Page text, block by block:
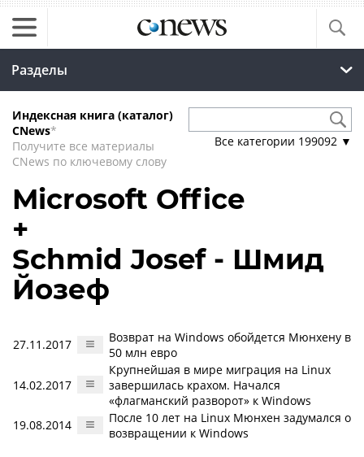
Разделы
Индексная книга (каталог)
CNews*
Получите все материалы
CNews по ключевому слову
Все категории 199092 ▼
Microsoft Office
+
Schmid Josef - Шмид
Йозеф
27.11.2017
Возврат на Windows обойдется Мюнхену в
50 млн евро
14.02.2017
Крупнейшая в мире миграция на Linux
завершилась крахом. Начался
«флагманский разворот» к Windows
19.08.2014
После 10 лет на Linux Мюнхен задумался о
возвращении к Windows